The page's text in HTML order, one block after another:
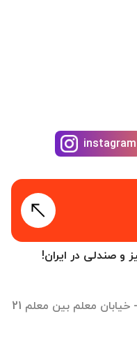
و صندلی در ایران!
آدرس فروشگاه ما: مازندران - ساری - خیابان معلم بین معلم 21
instagram